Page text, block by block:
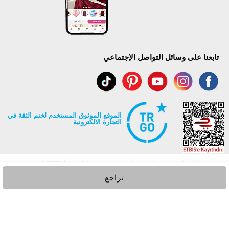
تراجع
تابعنا على وسائل التواصل الإجتماعي
الموقع الموثوق المستخدم لختم الثقة في
التجارة الالكترونية